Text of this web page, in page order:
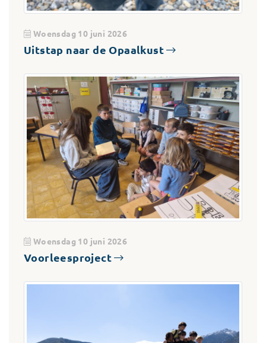
Woensdag 10 juni 2026
Uitstap naar de Opaalkust
Woensdag 10 juni 2026
Voorleesproject